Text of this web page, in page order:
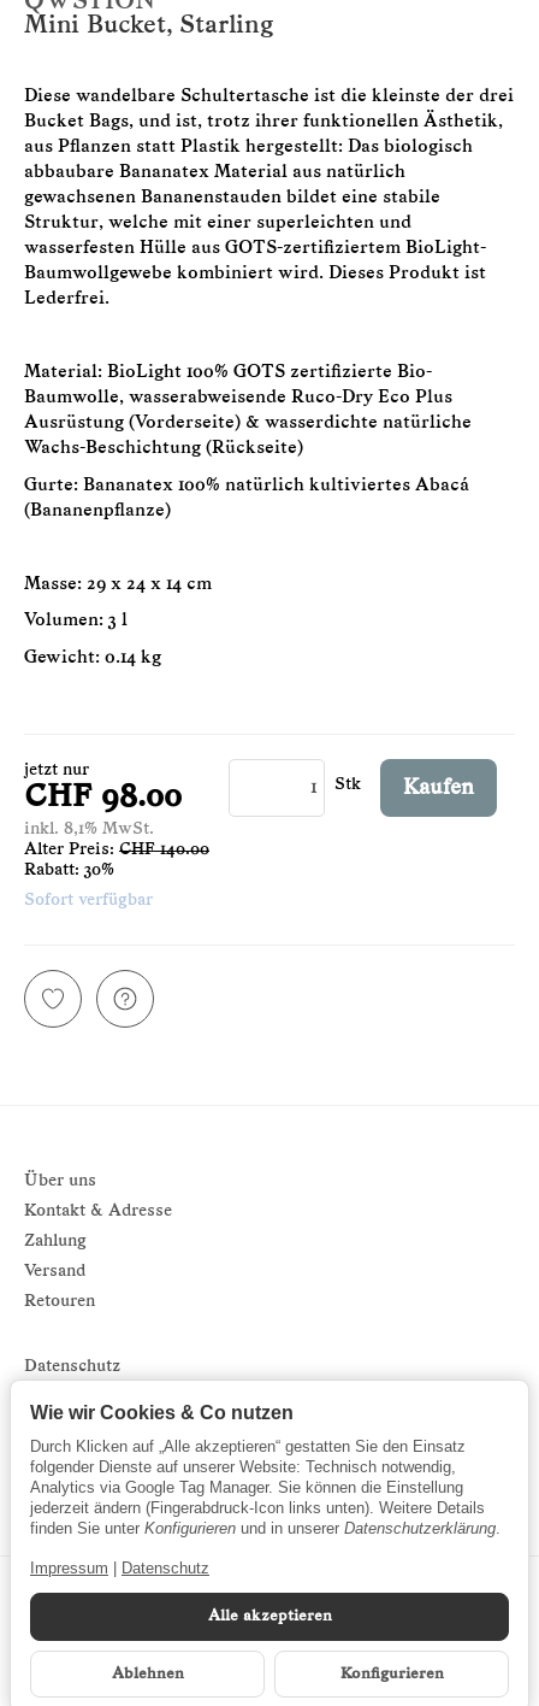
Mini Bucket, Starling
Diese wandelbare Schultertasche ist die kleinste der drei
Bucket Bags, und ist, trotz ihrer funktionellen Ästhetik,
aus Pflanzen statt Plastik hergestellt: Das biologisch
abbaubare Bananatex Material aus natürlich
gewachsenen Bananenstauden bildet eine stabile
Struktur, welche mit einer superleichten und
wasserfesten Hülle aus GOTS-zertifiziertem BioLight-
Baumwollgewebe kombiniert wird. Dieses Produkt ist
Lederfrei.
Material: BioLight 100% GOTS zertifizierte Bio-
Baumwolle, wasserabweisende Ruco-Dry Eco Plus
Ausrüstung (Vorderseite) & wasserdichte natürliche
Wachs-Beschichtung (Rückseite)
Gurte: Bananatex 100% natürlich kultiviertes Abacá
(Bananenpflanze)
Masse: 29 x 24 x 14 cm
Volumen: 3 l
Gewicht: 0.14 kg
jetzt nur
CHF 98.00
inkl. 8,1% MwSt.
Alter Preis: CHF 140.00
Rabatt: 30%
Sofort verfügbar
Stk Kaufen
Über uns
Kontakt & Adresse
Zahlung
Versand
Retouren
Datenschutz
Sitemap
Newsletter
*Alle Preise inkl. gesetzlicher MwSt.
Wie wir Cookies & Co nutzen
Durch Klicken auf „Alle akzeptieren“ gestatten Sie den Einsatz
folgender Dienste auf unserer Website: Technisch notwendig,
Analytics via Google Tag Manager. Sie können die Einstellung
jederzeit ändern (Fingerabdruck-Icon links unten). Weitere Details
finden Sie unter Konfigurieren und in unserer Datenschutzerklärung.
Impressum Datenschutz
Alle akzeptieren
Ablehnen Konfigurieren